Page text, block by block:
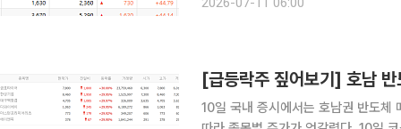
가 보류 이슈가 잔존한 바이오 섹터는
10일 국내 증시에서는 호남권 반도체